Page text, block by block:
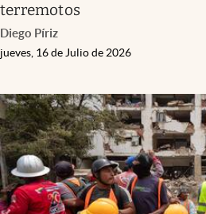
terremotos
Diego Píriz
jueves, 16 de Julio de 2026